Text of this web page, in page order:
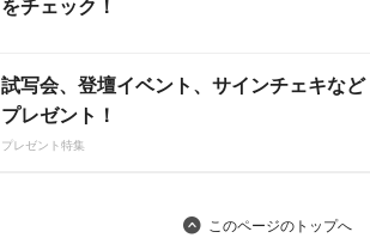
試写会、登壇イベント、サインチェキなど
プレゼント！
プレゼント特集
このページのトップへ